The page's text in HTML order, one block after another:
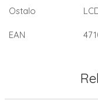
Ostalo
EAN